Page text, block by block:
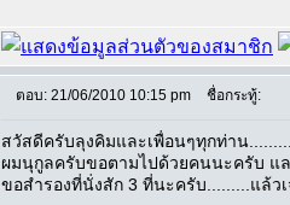
ตอบ: 21/06/2010 10:15 pm ชื่อกระทู้:
สวัสดีครับลุงคิมและเพื่อนๆทุกท่าน
ผมนุกูลครับขอตามไปด้วยคนนะครับ แ
ขอสำรองที่นั่งสัก 3 ที่นะครับ.........แล้ว